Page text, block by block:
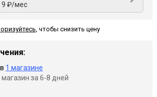
9 ₽/мес
, чтобы снизить цену
1 магазине
за 6-8 дней